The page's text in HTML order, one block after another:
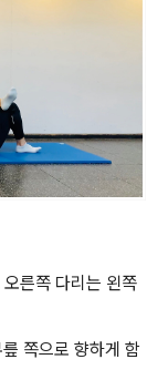
른쪽 다리는 왼쪽
쪽으로 향하게 함